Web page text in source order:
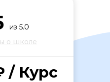
из 5.0
о школе
/ Курс